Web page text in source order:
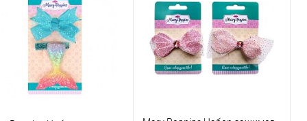
Купить в 1
К
сравнению
В избранное
Купить в 1
клик
К
сравнению
В избранное
В наличии